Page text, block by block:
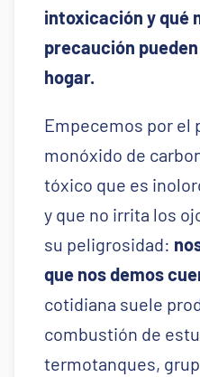
intoxicación y qué
precaución
hogar.
Empecemos por el
monóxido de
tóxico que es
y que no irrita los
su peligrosidad:
que nos demos
cotidiana suele
combustión de
termotanques,